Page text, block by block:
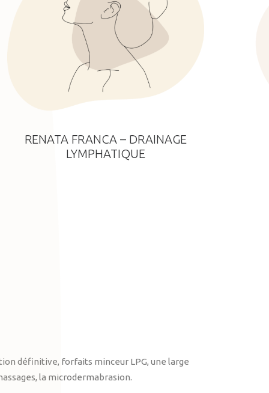
RENATA FRANCA – DRAINAGE
LYMPHATIQUE
définitive, forfaits minceur LPG, une large
la microdermabrasion.